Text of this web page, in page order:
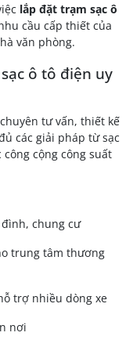
lắp đặt trạm sạc ô
cầu cấp thiết của
văn phòng.
ô tô điện uy
tư vấn, thiết kế
các giải pháp từ sạc
cộng công suất
đình, chung cư
trung tâm thương
trợ nhiều dòng xe
nơi